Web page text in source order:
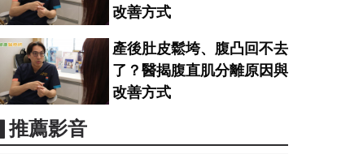
改善方式
產後肚皮鬆垮、腹凸回不去
了？醫揭腹直肌分離原因與
改善方式
▋推薦影音